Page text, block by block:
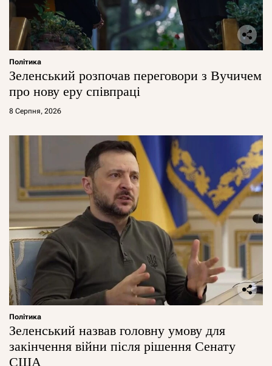
Політика
Зеленський розпочав переговори з Вучичем
про нову еру співпраці
8 Серпня, 2026
Політика
Зеленський назвав головну умову для
закінчення війни після рішення Сенату
США